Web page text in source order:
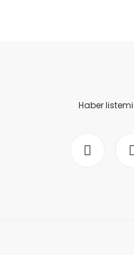
Haber